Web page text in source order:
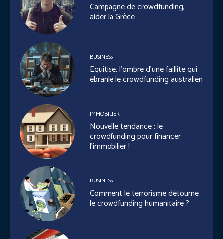
Campagne de crowdfunding,
aider la Grèce
BUSINESS
Equitise, l’ombre d’une faillite qui
ébranle le crowdfunding australien
IMMOBILIER
Nouvelle tendance : le
crowdfunding pour financer
l’immobilier !
BUSINESS
Comment le terrorisme détourne
le crowdfunding humanitaire ?